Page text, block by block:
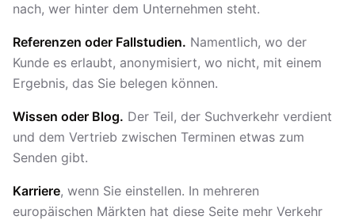
nach, wer hinter dem Unternehmen steht.
Referenzen oder Fallstudien. Namentlich, wo der
Kunde es erlaubt, anonymisiert, wo nicht, mit einem
Ergebnis, das Sie belegen können.
Wissen oder Blog. Der Teil, der Suchverkehr verdient
und dem Vertrieb zwischen Terminen etwas zum
Senden gibt.
Karriere, wenn Sie einstellen. In mehreren
europäischen Märkten hat diese Seite mehr Verkehr